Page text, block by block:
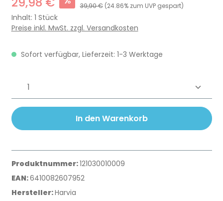
39,90 € (24.86% zum UVP gespart)
Inhalt: 1 Stück
Preise inkl. MwSt. zzgl. Versandkosten
Sofort verfügbar, Lieferzeit: 1-3 Werktage
Produkt Anzahl: Gib den
In den Warenkorb
Produktnummer:121030010009
EAN:6410082607952
Hersteller:Harvia